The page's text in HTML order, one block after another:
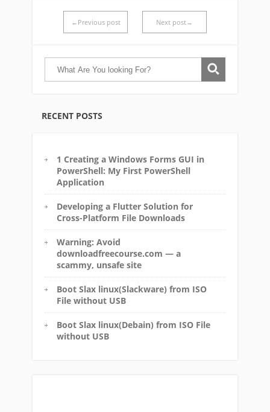
←Previous post Next post→
RECENT POSTS
1 Creating a Windows Forms GUI in
PowerShell: My First PowerShell
Application
Developing a Flutter Solution for
Cross-Platform File Downloads
Warning: Avoid
downloadfreecourse.com — a
scammy, unsafe site
Boot Slax linux(Slackware) from ISO
File without USB
Boot Slax linux(Debain) from ISO File
without USB